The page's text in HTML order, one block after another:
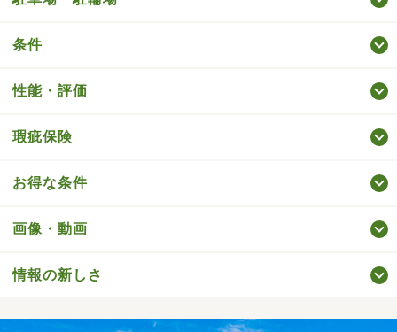
条件
性能・評価
瑕疵保険
お得な条件
画像・動画
情報の新しさ